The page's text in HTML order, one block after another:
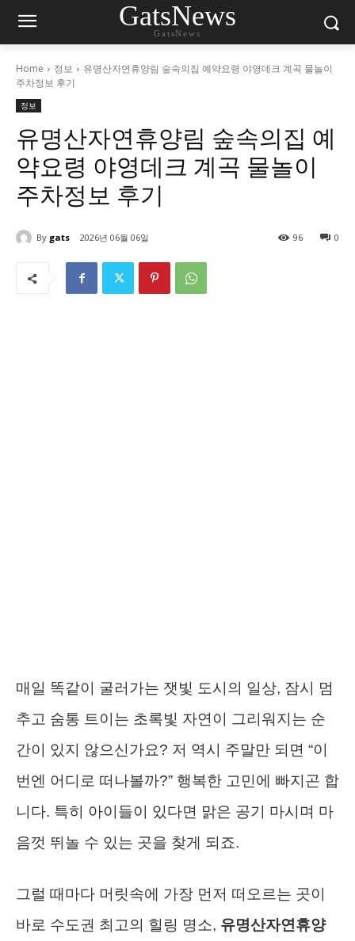
GatsNews
GatsNews
Home 정보
유명산자연휴양림 숲속의집 예약요령 야영데크 계곡 물놀이
주차정보 후기
정보
유명산자연휴양림 숲속의집 예
약요령 야영데크 계곡 물놀이
주차정보 후기
By gats 2026년 06월 06일 0
96
매일 똑같이 굴러가는 잿빛 도시의 일상, 잠시 멈
추고 숨통 트이는 초록빛 자연이 그리워지는 순
간이 있지 않으신가요? 저 역시 주말만 되면 “이
번엔 어디로 떠나볼까?” 행복한 고민에 빠지곤 합
니다. 특히 아이들이 있다면 맑은 공기 마시며 마
음껏 뛰놀 수 있는 곳을 찾게 되죠.
그럴 때마다 머릿속에 가장 먼저 떠오르는 곳이
바로 수도권 최고의 힐링 명소, 유명산자연휴양